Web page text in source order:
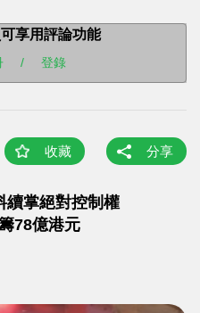
享用評論功能
/ 登錄
收藏 分享
續掌絕對控制權
78億港元